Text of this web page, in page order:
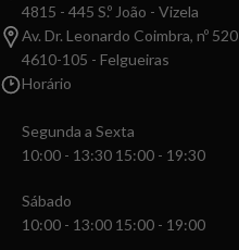
4815 - 445 S.º João - Vizela
Av. Dr. Leonardo Coimbra, nº 520
4610-105 - Felgueiras
Horário
Segunda a Sexta
10:00 - 13:30 15:00 - 19:30
Sábado
10:00 - 13:00 15:00 - 19:00